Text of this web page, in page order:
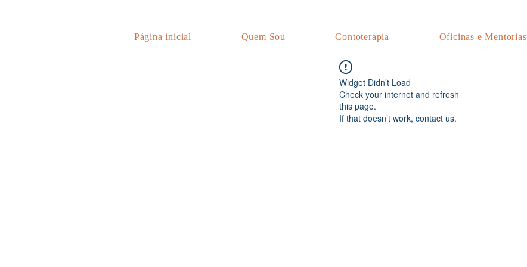
Página inicial Quem Sou Contoterapia Oficinas e Mentorias
Widget Didn’t Load
Check your internet and refresh
this page.
If that doesn’t work, contact us.